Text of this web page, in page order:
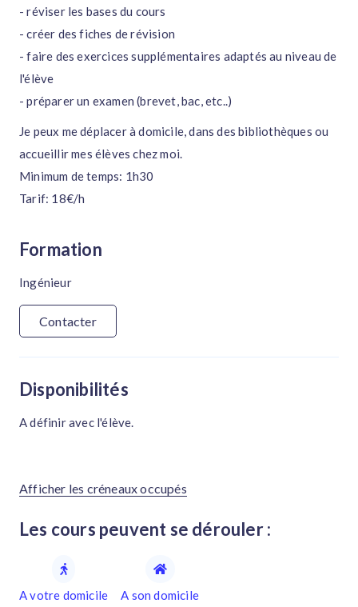
- réviser les bases du cours
- créer des fiches de révision
- faire des exercices supplémentaires adaptés au niveau de
l'élève
- préparer un examen (brevet, bac, etc..)
Je peux me déplacer à domicile, dans des bibliothèques ou
accueillir mes élèves chez moi.
Minimum de temps: 1h30
Tarif: 18€/h
Formation
Ingénieur
Contacter
Disponibilités
A définir avec l'élève.
Afficher les créneaux occupés
Les cours peuvent se dérouler :
A votre domicile A son domicile